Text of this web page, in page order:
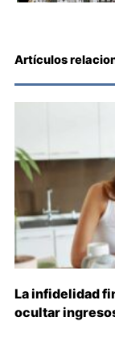
Artículos
La infidelidad
ocultar